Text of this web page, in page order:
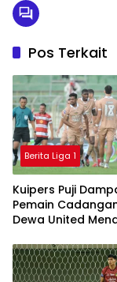
Pos Terkait
Berita Liga 1
Kuipers Puji
Pemain
Dewa United